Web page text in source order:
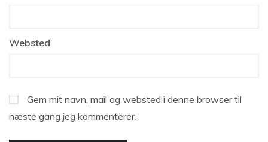
Websted
Gem mit navn, mail og websted i denne browser til
næste gang jeg kommenterer.